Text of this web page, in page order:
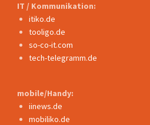
IT / Kommunikation:
itiko.de
tooligo.de
so-co-it.com
tech-telegramm.de
mobile/Handy:
iinews.de
mobiliko.de